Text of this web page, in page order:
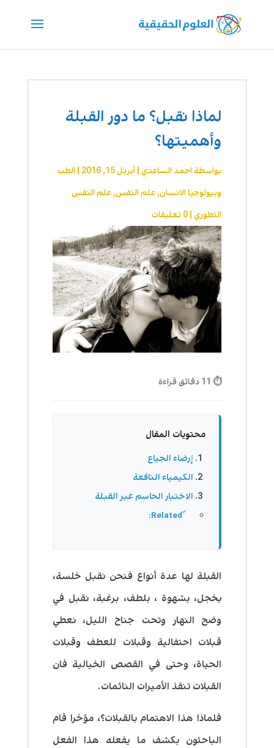
لماذا نقبل؟ ما دور القبلة
وأهميتها؟
بواسطةاحمد الساعدي| أبريل 15, 2016
الطب
وبيولوجيا الانسان, علم النفس, علم النفس
التطوري| 0 تعليقات
⏱ 11 دقائق قراءة
محتويات المقال
إرضاء الجياع
الكيمياء النافعة
الاختبار الحاسم عبر القبلة
ٌRelated:
القبلة لها عدة أنواع فنحن نقبل خلسة،
بخجل، بشهوة ، بلطف، برغبة، نقبل في
وضح النهار وتحت جناح الليل، نعطي
قبلات احتفالية وقبلات للعطف وقبلات
الحياة، وحتى في القصص الخيالية فان
القبلات تنقذ الأميرات النائمات.
فلماذا هذا الاهتمام بالقبلات؟، مؤخرا قام
الباحثون بكشف ما يفعله هذا الفعل